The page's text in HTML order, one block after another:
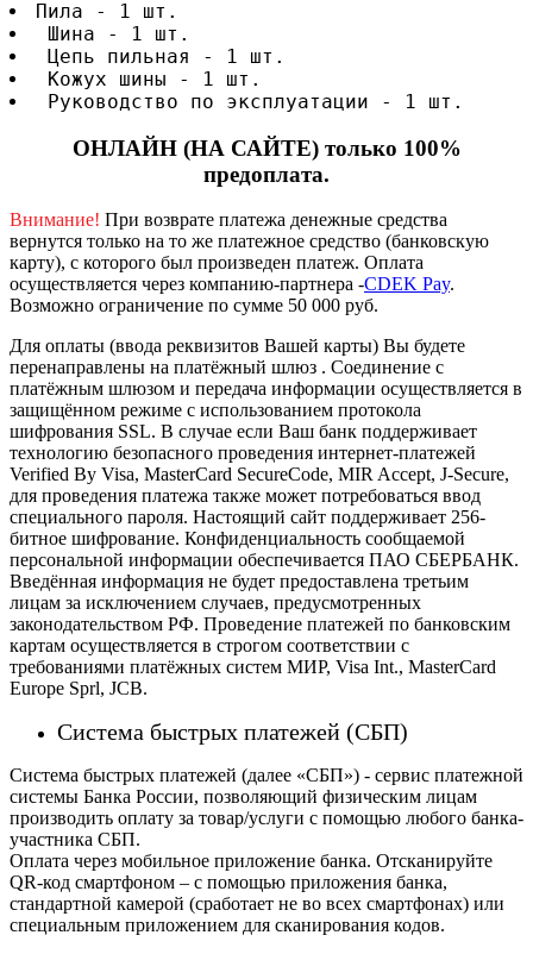
Пила - 1 шт.
Шина - 1 шт.
Цепь пильная - 1 шт.
Кожух шины - 1 шт.
Руководство по эксплуатации - 1 шт.
ОНЛАЙН (НА САЙТЕ) только 100%
предоплата.
Внимание! При возврате платежа денежные средства
вернутся только на то же платежное средство (банковскую
карту), с которого был произведен платеж. Оплата
осуществляется через компанию-партнера -CDEK Pay.
Возможно ограничение по сумме 50 000 руб.
Для оплаты (ввода реквизитов Вашей карты) Вы будете
перенаправлены на платёжный шлюз . Соединение с
платёжным шлюзом и передача информации осуществляется в
защищённом режиме с использованием протокола
шифрования SSL. В случае если Ваш банк поддерживает
технологию безопасного проведения интернет-платежей
Verified By Visa, MasterCard SecureCode, MIR Accept, J-Secure,
для проведения платежа также может потребоваться ввод
специального пароля. Настоящий сайт поддерживает 256-
битное шифрование. Конфиденциальность сообщаемой
персональной информации обеспечивается ПАО СБЕРБАНК.
Введённая информация не будет предоставлена третьим
лицам за исключением случаев, предусмотренных
законодательством РФ. Проведение платежей по банковским
картам осуществляется в строгом соответствии с
требованиями платёжных систем МИР, Visa Int., MasterCard
Europe Sprl, JCB.
Система быстрых платежей (СБП)
Система быстрых платежей (далее «СБП») - сервис платежной
системы Банка России, позволяющий физическим лицам
производить оплату за товар/услуги с помощью любого банка-
участника СБП.
Оплата через мобильное приложение банка. Отсканируйте
QR-код смартфоном – с помощью приложения банка,
стандартной камерой (сработает не во всех смартфонах) или
специальным приложением для сканирования кодов.